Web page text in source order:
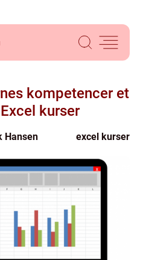
kompetencer et
kurser
Hansen excel kurser